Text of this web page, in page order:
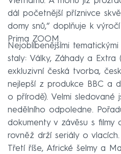
dál početnější příznivce
domy snů,“ doplňuje k
Prima ZOOM.
Nejoblíbenějšími
staly: Války, Záhady a
exkluzivní česká tvorba,
nejlepší z produkce BBC a
o přírodě). Velmi sledované
nedělního odpoledne.
dokumenty v závěsu s
rovněž drží seriály o
Třetí říše, Africké šelmy a